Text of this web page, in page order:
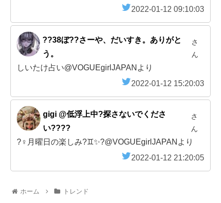
2022-01-12 09:10:03
??38ぼ??さーや、だいすき。ありがと
う。
さ
ん
しいたけ占い@VOGUEgirlJAPANより
2022-01-12 15:20:03
gigi @低浮上中?探さないでくださ
い????
さ
ん
?‍♀️月曜日の楽しみ?♊️✨?@VOGUEgirlJAPANより
2022-01-12 21:20:05
ホーム トレンド